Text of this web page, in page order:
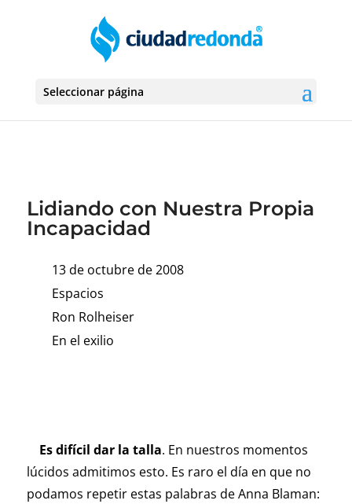
Seleccionar página
Lidiando con Nuestra Propia
Incapacidad
13 de octubre de 2008
Espacios
Ron Rolheiser
En el exilio
Es difícil dar la talla. En nuestros momentos
lúcidos admitimos esto. Es raro el día en que no
podamos repetir estas palabras de Anna Blaman: